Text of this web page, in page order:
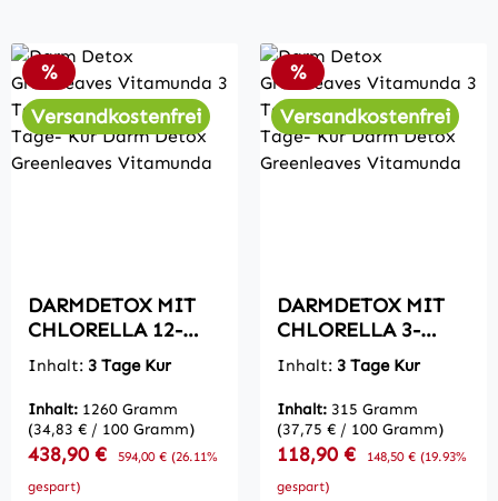
Rabatt
%
Versandkostenfrei
DARMDETOX MIT
CHLORELLA 12-
Tage-Kur Darmkur
zur Darmreinigung
Inhalt: 3 Tage Kur
Inhalt: 1260 Gramm
(34,83 € / 100 Gramm)
Verkaufspreis:
438,90 € Regulärer Preis:
594,00 € (26.11%
gespart)
Rabatt
%
Versandkostenfrei
DARMDETOX MIT
CHLORELLA 3-
Tage-Kur Darmkur
zur Darmreinigung
Inhalt: 3 Tage Kur
Inhalt: 315 Gramm
(37,75 € / 100 Gramm)
Verkaufspreis:
118,90 € Regulärer Preis:
148,50 € (19.93%
gespart)